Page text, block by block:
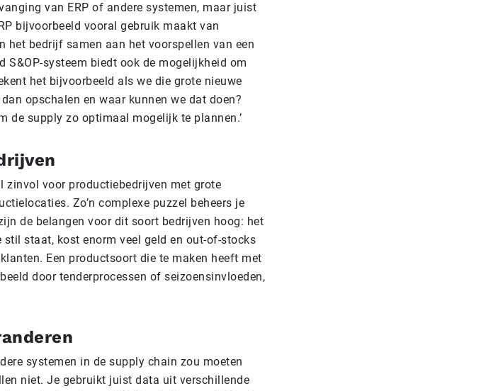
van ERP of andere systemen, maar juist
bijvoorbeeld vooral gebruik maakt van
het bedrijf samen aan het voorspellen van een
S&OP-systeem biedt ook de mogelijkheid om
het bijvoorbeeld als we die grote nieuwe
opschalen en waar kunnen we dat doen?
de supply zo optimaal mogelijk te plannen.’
zinvol voor productiebedrijven met grote
Zo’n complexe puzzel beheers je
de belangen voor dit soort bedrijven hoog: het
staat, kost enorm veel geld en out-of-stocks
Een productsoort die te maken heeft met
door tenderprocessen of seizoensinvloeden,
systemen in de supply chain zou moeten
niet. Je gebruikt juist data uit verschillende